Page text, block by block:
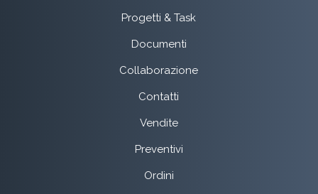
Progetti & Task
Documenti
Collaborazione
Contatti
Vendite
Preventivi
Ordini